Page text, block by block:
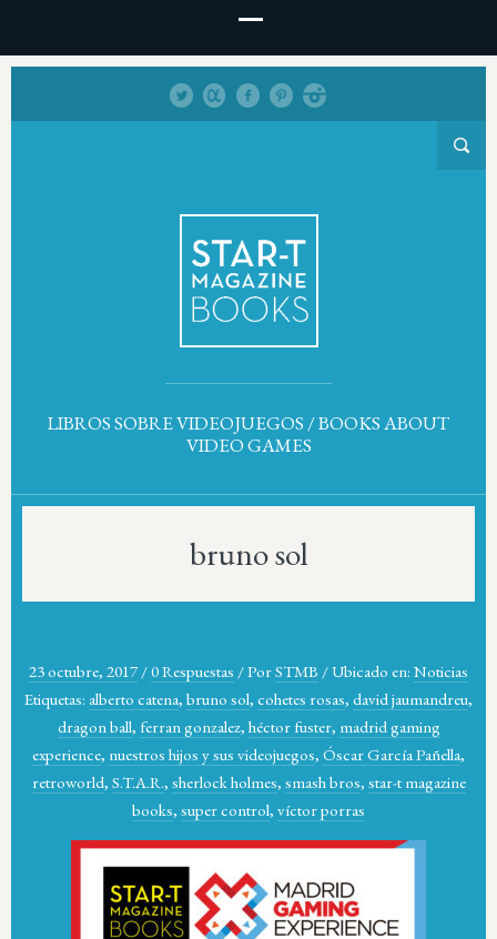
LIBROS SOBRE VIDEOJUEGOS / BOOKS ABOUT
VIDEO GAMES
bruno sol
23 octubre, 2017 /0 Respuestas /PorSTMB / Ubicado en: Noticias
Etiquetas: alberto catena, bruno sol, cohetes rosas, david jaumandreu,
dragon ball, ferran gonzalez, héctor fuster, madrid gaming
experience, nuestros hijos y sus videojuegos, Óscar García Pañella,
retroworld, S.T.A.R., sherlock holmes, smash bros, star-t magazine
books, super control, víctor porras